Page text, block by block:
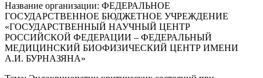
Название организации: ФЕДЕРАЛЬНОЕ
ГОСУДАРСТВЕННОЕ БЮДЖЕТНОЕ УЧРЕЖДЕНИЕ
«ГОСУДАРСТВЕННЫЙ НАУЧНЫЙ ЦЕНТР
РОССИЙСКОЙ ФЕДЕРАЦИИ – ФЕДЕРАЛЬНЫЙ
МЕДИЦИНСКИЙ БИОФИЗИЧЕСКИЙ ЦЕНТР ИМЕНИ
А.И. БУРНАЗЯНА»